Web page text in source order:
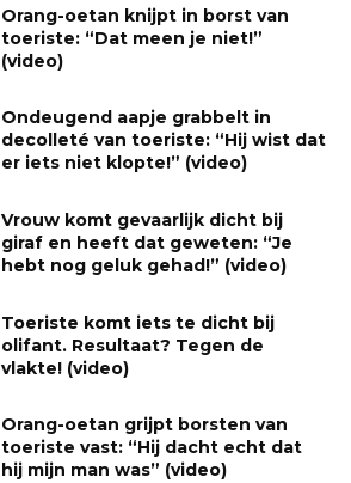
Orang-oetan knijpt in borst van
toeriste: “Dat meen je niet!”
(video)
Ondeugend aapje grabbelt in
decolleté van toeriste: “Hij wist dat
er iets niet klopte!” (video)
Vrouw komt gevaarlijk dicht bij
giraf en heeft dat geweten: “Je
hebt nog geluk gehad!” (video)
Toeriste komt iets te dicht bij
olifant. Resultaat? Tegen de
vlakte! (video)
Orang-oetan grijpt borsten van
toeriste vast: “Hij dacht echt dat
hij mijn man was” (video)